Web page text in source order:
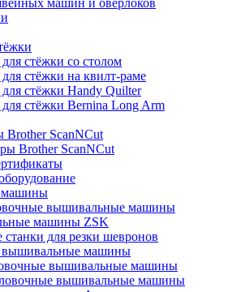
машин и оверлоков
стёжки со столом
стёжки на квилт-раме
стёжки Handy Quilter
стёжки Bernina Long Arm
Brother ScanNCut
Brother ScanNCut
вышивальные машины
машины ZSK
станки для резки шевронов
вышивальные машины
вышивальные машины
вышивальные машины